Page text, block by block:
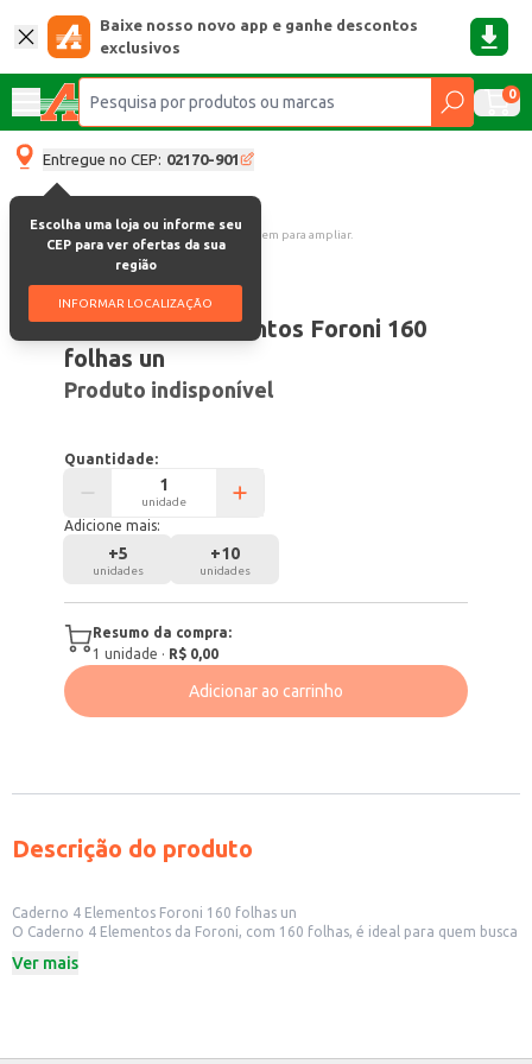
Baixe nosso novo app e ganhe descontos
exclusivos
0
Entregue no CEP: 02170-901
Escolha uma loja ou informe seu
CEP para ver ofertas da sua
região
INFORMAR LOCALIZAÇÃO
Clique na imagem para ampliar.
Código:229
Caderno 4 Elementos Foroni 160
folhas un
Produto indisponível
Quantidade:
unidade
Adicione mais:
+5
unidades
+10
unidades
Resumo da compra:
1 unidade · R$ 0,00
Adicionar ao carrinho
Descrição do produto
Caderno 4 Elementos Foroni 160 folhas un
O Caderno 4 Elementos da Foroni, com 160 folhas, é ideal para quem busca
anotações. Perfeito para uso em escolas, faculdades ou para quem precisa
Ver mais